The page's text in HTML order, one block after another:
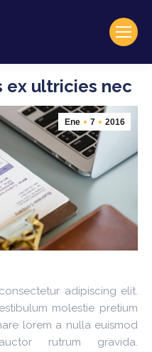
ex ultricies nec
Ene 7 2016
adipiscing elit.
molestie pretium
lorem a nulla euismod
rutrum gravida.